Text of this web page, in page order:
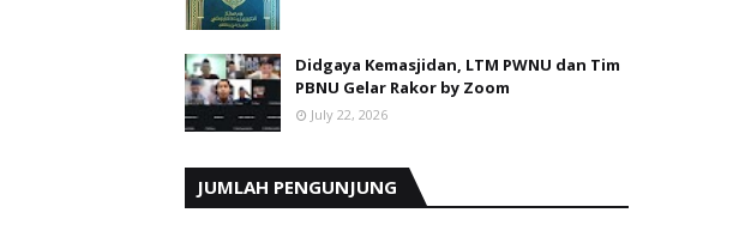
Didgaya Kemasjidan, LTM PWNU dan Tim
PBNU Gelar Rakor by Zoom
July 22, 2026
JUMLAH PENGUNJUNG